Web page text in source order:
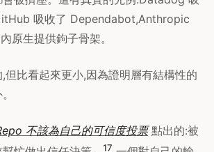
吸收了 Dependabot,Anthropic
原生提供鉤子骨架。
但比看起來更小,因為證明層有結構性的
不該為自己的可信度投票點出的:被
17